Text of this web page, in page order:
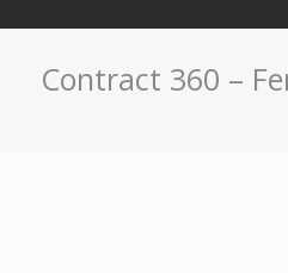
Contract 360 –